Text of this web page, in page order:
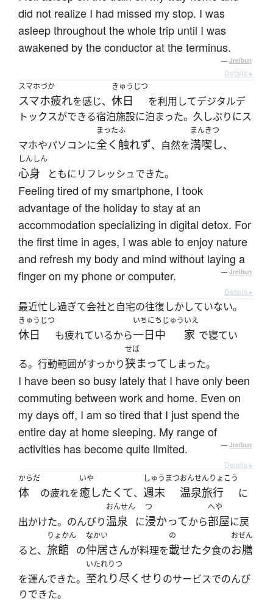
did not realize I had missed my stop. I was
asleep throughout the whole trip until I was
awakened by the conductor at the terminus.
— Jreibun
Details ▸
スマホづか
スマホ疲れを感じ、
きゅうじつ
休日
を利用してデジタルデ
トックスができる宿泊施設に泊まった。久しぶりにス
マホやパソコンに
まった
全く
ふ
触れず、自然を
まんきつ
満喫し、
しんしん
心身 ともにリフレッシュできた。
Feeling tired of my smartphone, I took
advantage of the holiday to stay at an
accommodation specializing in digital detox. For
the first time in ages, I was able to enjoy nature
and refresh my body and mind without laying a
finger on my phone or computer.
— Jreibun
Details ▸
最近忙し過ぎて会社と自宅の往復しかしていない。
きゅうじつ
休日 も疲れているから
いちにちじゅう
一日中
いえ
家 で寝てい
る。行動範囲がすっかり
せば
狭まって しまった。
I have been so busy lately that I have only been
commuting between work and home. Even on
my days off, I am so tired that I just spend the
entire day at home sleeping. My range of
activities has become quite limited.
— Jreibun
Details ▸
からだ
体 の疲れを
いや
癒したくて、
しゅうまつ
週末
おんせんりょこう
温泉旅行 に
出かけた。のんびり
おんせん
温泉 に
つ
浸かってから
へや
部屋に戻
ると、
りょかん
旅館 の
なかい
仲居さんが料理を
の
載せた夕食の
おぜん
お膳
を運んできた。
いたれりつ
至れり尽くせりのサービスでのんび
りできた。